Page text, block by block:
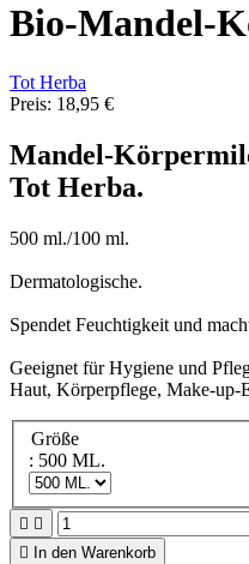
Bio-Mandel-
Tot Herba
Preis: 18,95 €
Mandel-
Tot Herba.
500 ml./100 ml.
Dermatologische.
Spendet Feuchtigkeit und
Geeignet für Hygiene und
Haut, Körperpflege, Make-up-
Größe
: 500 ML.
 

In den Warenkorb